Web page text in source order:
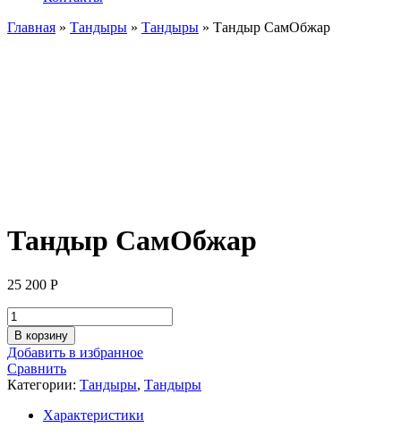
Главная » Тандыры » Тандыры » Тандыр СамОбжар
Тандыр СамОбжар
25 200 Р
Количество
товара
Тандыр
СамОбжар
В корзину
Добавить в избранное
Сравнить
Категории: Тандыры, Тандыры
Характеристики